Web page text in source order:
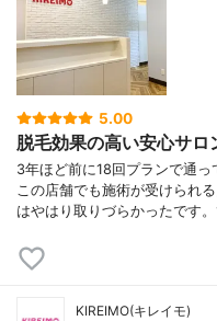
5.00
脱毛効果の高い安心サロ
3年ほど前に18回プランで通
この店舗でも施術が受けられ
はやはり取りづらかったです
KIREIMO(キレイモ)